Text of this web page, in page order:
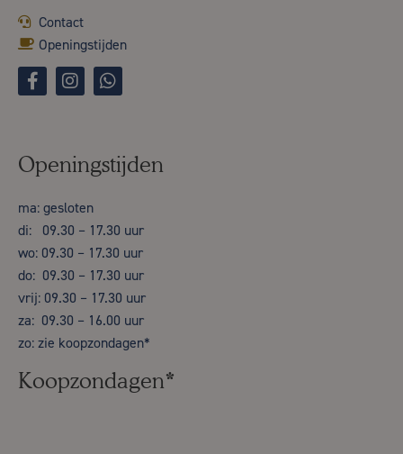
Contact
Openingstijden
Openingstijden
ma: gesloten
di: 09.30 – 17.30 uur
wo: 09.30 – 17.30 uur
do: 09.30 – 17.30 uur
vrij: 09.30 – 17.30 uur
za: 09.30 – 16.00 uur
zo: zie koopzondagen*
Koopzondagen*